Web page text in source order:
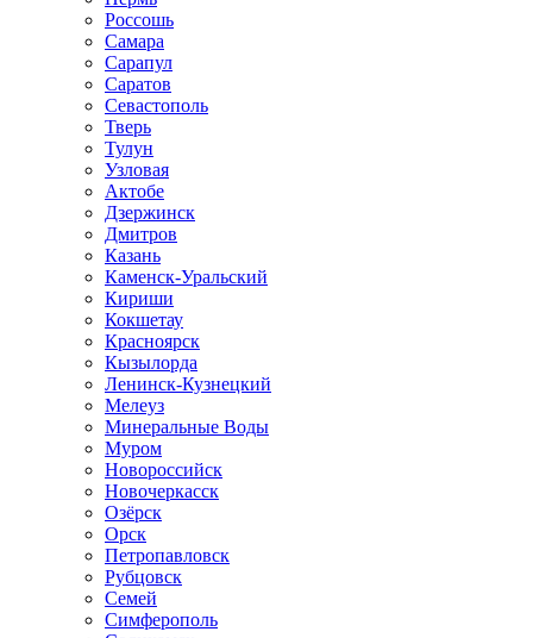
Россошь
Самара
Сарапул
Саратов
Севастополь
Тверь
Тулун
Узловая
Актобе
Дзержинск
Дмитров
Казань
Каменск-Уральский
Кириши
Кокшетау
Красноярск
Кызылорда
Ленинск-Кузнецкий
Мелеуз
Минеральные Воды
Муром
Новороссийск
Новочеркасск
Озёрск
Орск
Петропавловск
Рубцовск
Семей
Симферополь